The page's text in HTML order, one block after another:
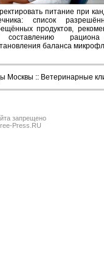
питание при
список
продуктов,
баланса
Москвы :: Ветеринарные
запрещено
Press.RU